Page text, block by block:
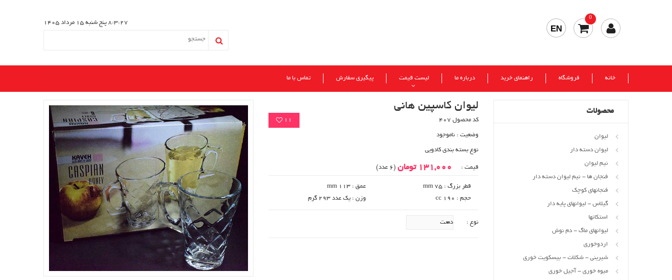
8:3:27 پنج شنبه 15 مرداد 1405
0
EN
خانه فروشگاه راهنمای خرید درباره ما لیست قیمت پیگیری سفارش تماس با ما
لیوان کاسپین هانی
11 کد محصول 407
وضعیت : ناموجود
نوع بسته بندی کادویی
قیمت : 131,000 تومان (6 عدد)
قطر بزرگ : 75 mm
عمق : 113 mm
حجم : 190 cc
وزن : یک عدد 293 گرم
نوع :
محصولات
لیوان
لیوان دسته دار
نیم لیوان
فنجان ها - نیم لیوان دسته دار
فنجانهای کوچک
گیلاس - لیوانهای پایه دار
استکانها
لیوانهای ماگ - دم نوش
اردوخوری
شیرینی - شکلات - بیسکویت خوری
میوه خوری - آجیل خوری